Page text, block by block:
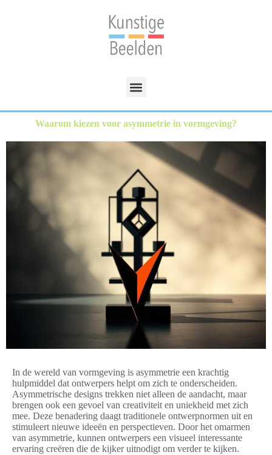
Waarom kiezen voor asymmetrie in vormgeving?
In de wereld van vormgeving is asymmetrie een krachtig
hulpmiddel dat ontwerpers helpt om zich te onderscheiden.
Asymmetrische designs trekken niet alleen de aandacht, maar
brengen ook een gevoel van creativiteit en uniekheid met zich
mee. Deze benadering daagt traditionele ontwerpnormen uit en
stimuleert nieuwe ideeën en perspectieven. Door het omarmen
van asymmetrie, kunnen ontwerpers een visueel interessante
ervaring creëren die de kijker uitnodigt om verder te kijken.